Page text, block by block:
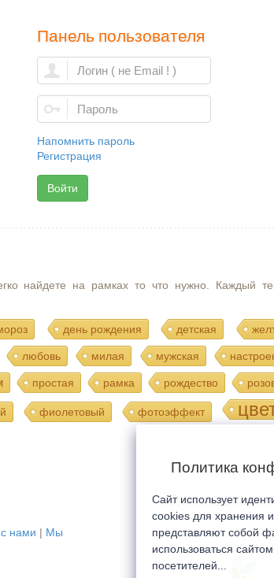
Панель пользователя
Напомнить пароль
Регистрация
Войти
найдете на рамках то что нужно. Каждый
день рождения детская
любовь милая мужская
простая рамка рождество
фиолетовый фотоэффект
Мобильная версия
нами | Мы
Политика
Сайт использует
cookies для хранения
представляют собой
использоваться
посетителей...